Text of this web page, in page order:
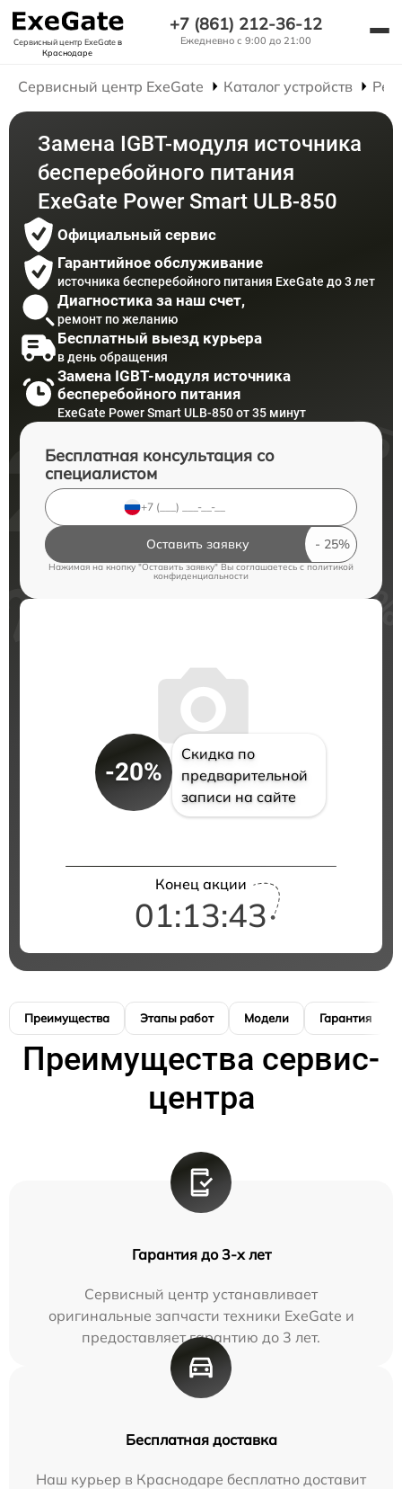
Сервисный центр ExeGateв
Краснодаре
+7 (861) 212-36-12
Ежедневно с 9:00 до 21:00
Сервисный центр ExeGate Каталог устройств
Замена IGBT-модуля источника
бесперебойного питания
ExeGate Power Smart ULB-850
Официальный сервис
Гарантийное обслуживание
источника бесперебойного питания ExeGate до 3 лет
Диагностика за наш счет,
ремонт по желанию
Бесплатный выезд курьера
в день обращения
Замена IGBT-модуля источника
бесперебойного питания
ExeGate Power Smart ULB-850 от 35 минут
Бесплатная консультация со
специалистом
Оставить заявку
Нажимая на кнопку "Оставить заявку" Вы соглашаетесь cполитикой
конфиденциальности
-20%
Скидка по
предварительной
записи на сайте
Конец акции
01:13:42
Преимущества Этапы работ Модели Гарантия
Преимущества сервис-
центра
Гарантия до 3-х лет
Сервисный центр устанавливает
оригинальные запчасти техники ExeGate и
предоставляет гарантию до 3 лет.
Бесплатная доставка
Наш курьер в Краснодаре бесплатно доставит